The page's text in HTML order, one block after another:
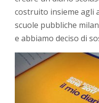
costruito insieme agli
scuole pubbliche
e abbiamo deciso di